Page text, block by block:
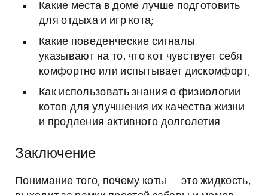
Какие места в доме лучше подготовить
для отдыха и игр кота;
Какие поведенческие сигналы
указывают на то, что кот чувствует себя
комфортно или испытывает дискомфорт;
Как использовать знания о физиологии
котов для улучшения их качества жизни
и продления активного долголетия.
Заключение
Понимание того, почему коты — это жидкость,